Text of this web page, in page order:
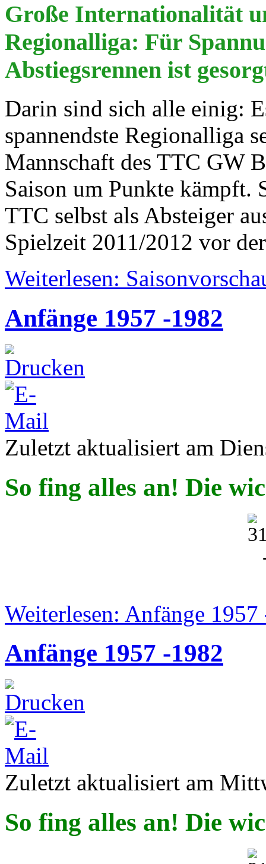
Große Internationalität
Regionalliga: Für
Abstiegsrennen ist
Darin sind sich alle einig:
spannendste Regionalliga
Mannschaft des TTC GW
Saison um Punkte kämpft.
TTC selbst als Absteiger
Spielzeit 2011/2012 vor
Weiterlesen:
Anfänge 1957 -1982
Zuletzt aktualisiert am
So fing alles an! Die
Weiterlesen: Anfänge 1957
Anfänge 1957 -1982
Zuletzt aktualisiert am
So fing alles an! Die